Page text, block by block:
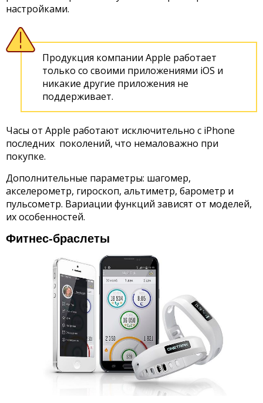
настройками.
Продукция компании Apple работает
только со своими приложениями iOS и
никакие другие приложения не
поддерживает.
Часы от Apple работают исключительно с iPhone
последних поколений, что немаловажно при
покупке.
Дополнительные параметры: шагомер,
акселерометр, гироскоп, альтиметр, барометр и
пульсометр. Вариации функций зависят от моделей,
их особенностей.
Фитнес-браслеты